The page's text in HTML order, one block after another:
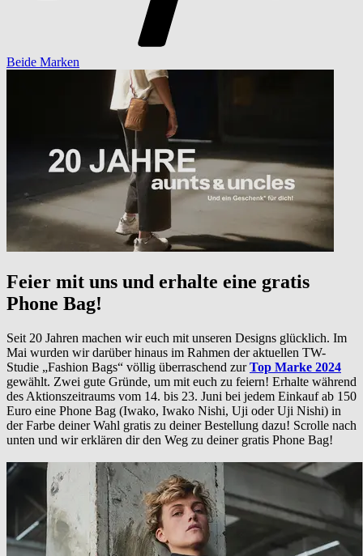
Beide Marken
Feier mit uns und erhalte eine gratis
Phone Bag!
Seit 20 Jahren machen wir euch mit unseren Designs glücklich. Im
Mai wurden wir darüber hinaus im Rahmen der aktuellen TW-
Studie „Fashion Bags“ völlig überraschend zurTop Marke 2024
gewählt. Zwei gute Gründe, um mit euch zu feiern! Erhalte während
des Aktionszeitraums vom 14. bis 23. Juni bei jedem Einkauf ab 150
Euro eine Phone Bag (Iwako, Iwako Nishi, Uji oder Uji Nishi) in
der Farbe deiner Wahl gratis zu deiner Bestellung dazu! Scrolle nach
unten und wir erklären dir den Weg zu deiner gratis Phone Bag!